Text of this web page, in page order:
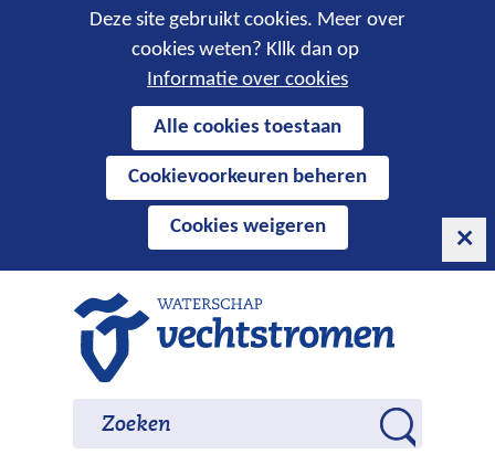
Cookies
toestaan?
Deze site gebruikt cookies. Meer over
cookies weten? Kllk dan op
Informatie over cookies
cookies
deze
website
worden
toegestaan
Alle cookies toestaan
Cookievoorkeuren beheren
Cookies weigeren
naar
Zoeken Zoeken